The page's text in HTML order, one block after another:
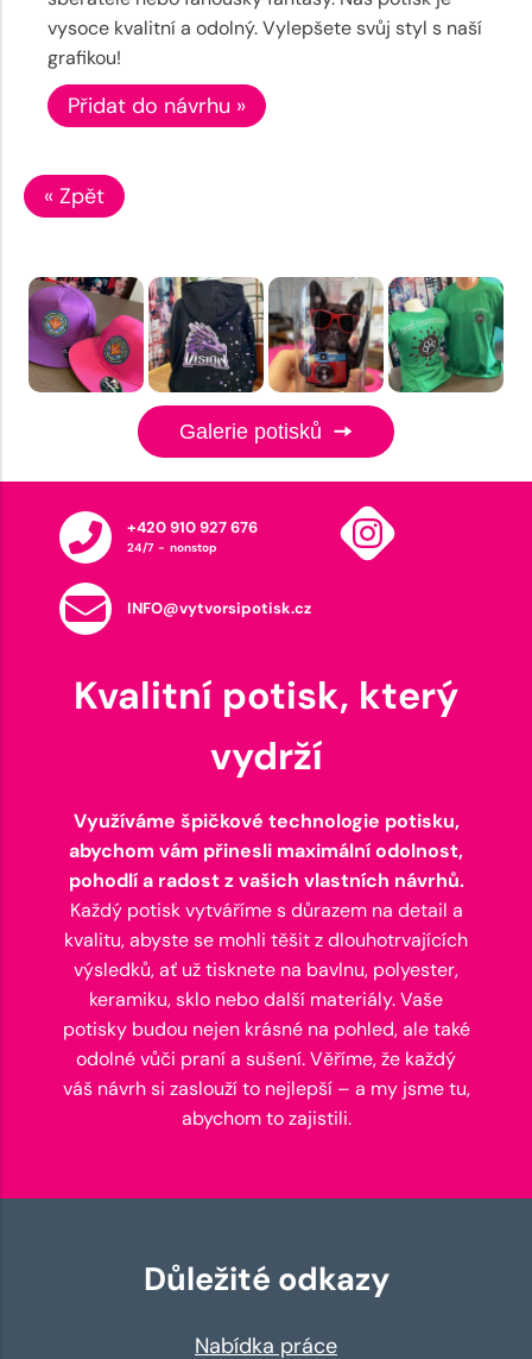
vysoce kvalitní a odolný. Vylepšete svůj styl s naší
grafikou!
Přidat do návrhu »
« Zpět
Galerie potisků
+420 910 927 676
24/7 - nonstop
INFO@vytvorsipotisk.cz
Kvalitní potisk, který
vydrží
Využíváme špičkové technologie potisku,
abychom vám přinesli maximální odolnost,
pohodlí a radost z vašich vlastních návrhů.
Každý potisk vytváříme s důrazem na detail a
kvalitu, abyste se mohli těšit z dlouhotrvajících
výsledků, ať už tisknete na bavlnu, polyester,
keramiku, sklo nebo další materiály. Vaše
potisky budou nejen krásné na pohled, ale také
odolné vůči praní a sušení. Věříme, že každý
váš návrh si zaslouží to nejlepší – a my jsme tu,
abychom to zajistili.
Důležité odkazy
Nabídka práce